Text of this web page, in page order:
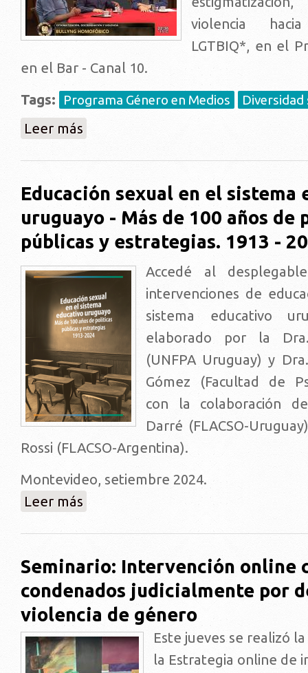
violencia
LGTBIQ*, en el
en el Bar - Canal 10.
Tags:
Programa Género en Medios Diversidad
Leer más
Educación sexual en el sistema
uruguayo - Más de 100 años de
públicas y estrategias. 1913 -
Accedé al
intervenciones de
sistema educativo
elaborado por la
(UNFPA Uruguay) y
Gómez (Facultad de
con la colaboración
Darré (FLACSO-
Rossi (FLACSO-Argentina).
Montevideo, setiembre 2024.
Leer más
Seminario: Intervención online
condenados judicialmente por
violencia de género
Este jueves se realizó
la Estrategia online de